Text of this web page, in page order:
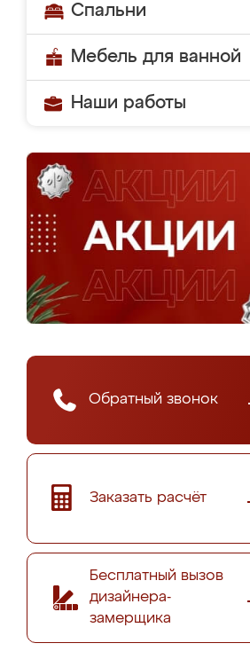
Спальни
Мебель для ванной
Наши работы
Обратный звонок
Заказать расчёт
Бесплатный вызов
дизайнера-
замерщика